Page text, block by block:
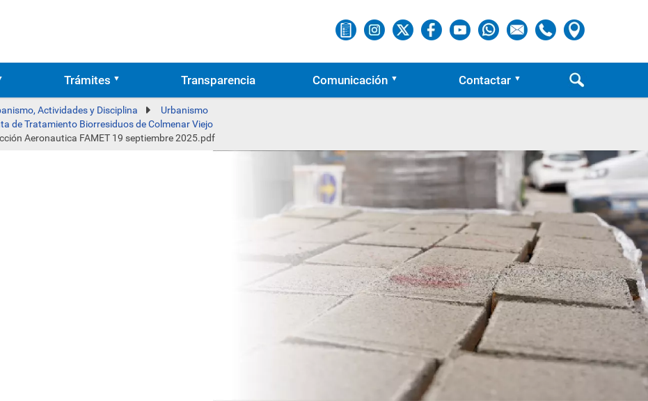
Trámites Transparencia Comunicación Contactar
Actividades y Disciplina
Urbanismo
de Tratamiento Biorresiduos de Colmenar Viejo
Aeronautica FAMET 19 septiembre 2025.pdf